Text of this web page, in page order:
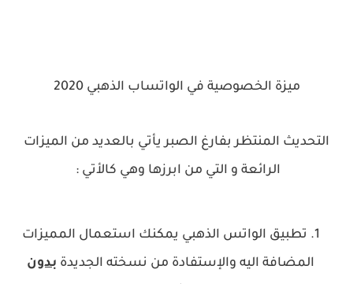
ميزة الخصوصية في الواتساب الذهبي 2020
التحديث المنتظر بفارغ الصبر يأتي بالعديد من الميزات
الرائعة و التي من ابرزها وهي كالأتي :
تطبيق الواتس الذهبي يمكنك استعمال المميزات
المضافة اليه والإستفادة من نسخته الجديدة بدون